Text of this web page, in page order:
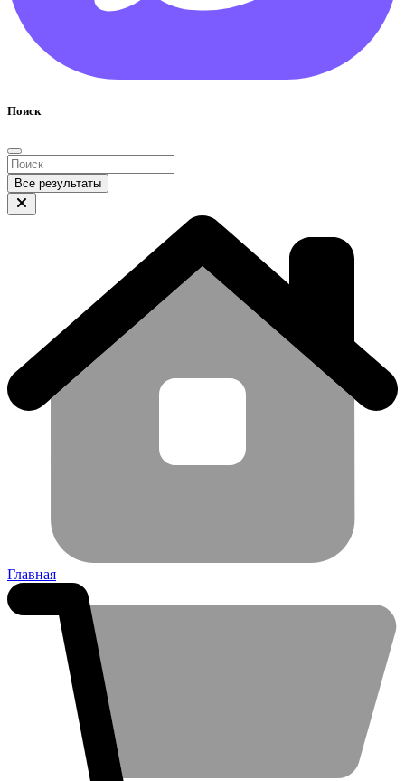
Поиск
Все результаты
Главная